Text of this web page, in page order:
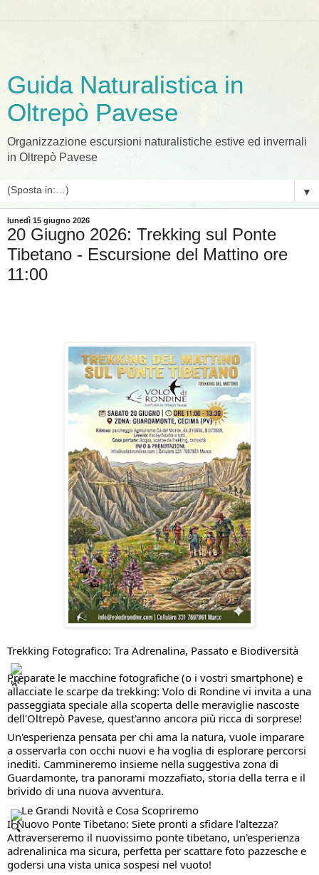
Guida Naturalistica in
Oltrepò Pavese
Organizzazione escursioni naturalistiche estive ed invernali
in Oltrepò Pavese
▼
lunedì 15 giugno 2026
20 Giugno 2026: Trekking sul Ponte
Tibetano - Escursione del Mattino ore
11:00
Trekking Fotografico: Tra Adrenalina, Passato e Biodiversità
Preparate le macchine fotografiche (o i vostri smartphone) e
allacciate le scarpe da trekking: Volo di Rondine vi invita a una
passeggiata speciale alla scoperta delle meraviglie nascoste
dell'Oltrepò Pavese, quest'anno ancora più ricca di sorprese!
Un'esperienza pensata per chi ama la natura, vuole imparare
a osservarla con occhi nuovi e ha voglia di esplorare percorsi
inediti. Cammineremo insieme nella suggestiva zona di
Guardamonte, tra panorami mozzafiato, storia della terra e il
brivido di una nuova avventura.
Le Grandi Novità e Cosa Scopriremo
Il Nuovo Ponte Tibetano: Siete pronti a sfidare l'altezza?
Attraverseremo il nuovissimo ponte tibetano, un'esperienza
adrenalinica ma sicura, perfetta per scattare foto pazzesche e
godersi una vista unica sospesi nel vuoto!